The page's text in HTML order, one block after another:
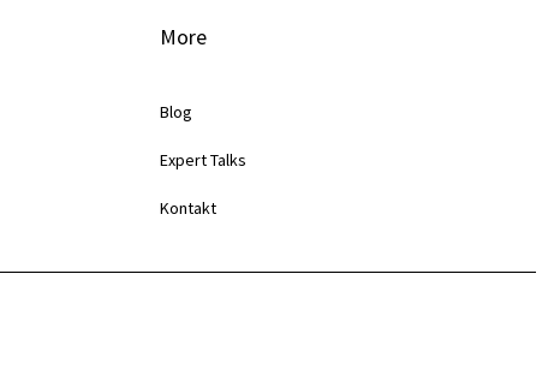
More
Blog
Expert Talks
Kontakt